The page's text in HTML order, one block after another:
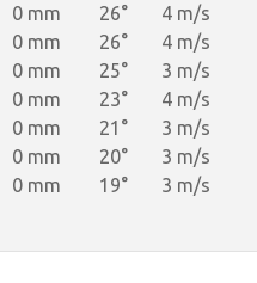
0 mm 26°
4 m/s
0 mm 26°
4 m/s
0 mm 25°
3 m/s
0 mm 23°
4 m/s
0 mm 21°
3 m/s
0 mm 20°
3 m/s
0 mm 19° 3 m/s